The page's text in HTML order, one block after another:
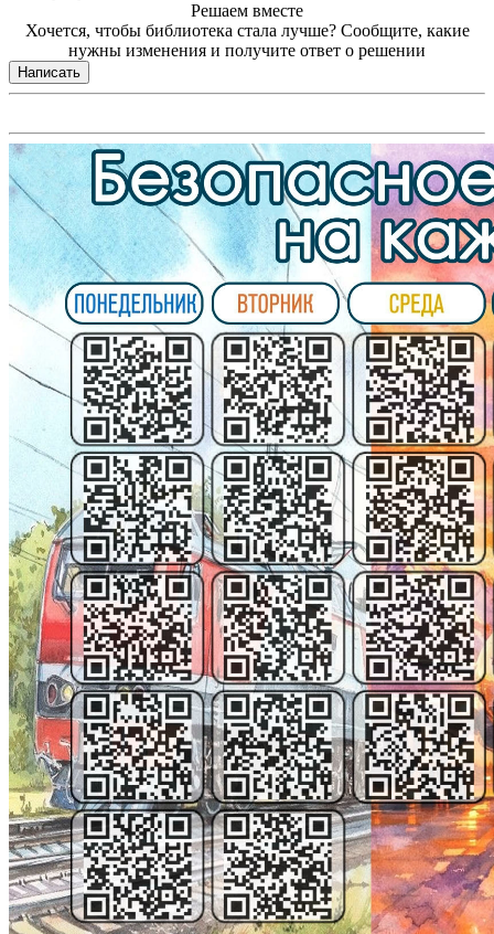
Решаем вместе
Хочется, чтобы библиотека стала лучше? Сообщите, какие
нужны изменения и получите ответ о решении
Написать